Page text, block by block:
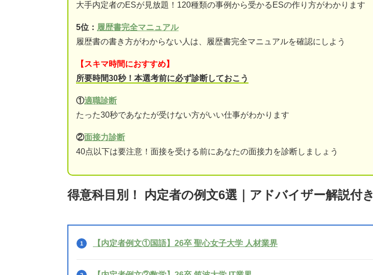
大手内定者のESが見放題！120種類の事例から受かるESの作り方がわかります
5位： 履歴書完全マニュアル
履歴書の書き方がわからない人は、履歴書完全マニュアルを確認にしよう
【スキマ時間におすすめ】
所要時間30秒！本選考前に必ず診断しておこう
①適職診断
たった30秒であなたが受けない方がいい仕事がわかります
②面接力診断
40点以下は要注意！面接を受ける前にあなたの面接力を診断しましょう
得意科目別！ 内定者の例文6選｜アドバイザー解説付き
【内定者例文①国語】26卒 聖心女子大学 人材業界